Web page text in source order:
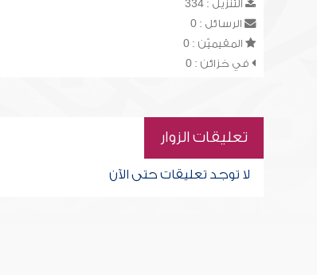
التنزيل : 334
الرسائل : 0
المقيميّن : 0
في خزائن : 0
تعليقات الزوار
لا توجد تعليقات حتى الآن